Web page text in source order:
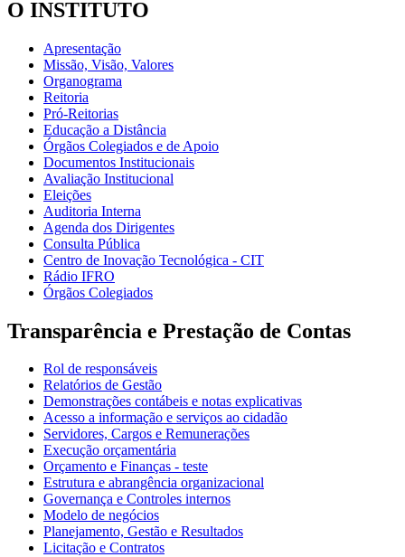
O INSTITUTO
Apresentação
Missão, Visão, Valores
Organograma
Reitoria
Pró-Reitorias
Educação a Distância
Órgãos Colegiados e de Apoio
Documentos Institucionais
Avaliação Institucional
Eleições
Auditoria Interna
Agenda dos Dirigentes
Consulta Pública
Centro de Inovação Tecnológica - CIT
Rádio IFRO
Órgãos Colegiados
Transparência e Prestação de Contas
Rol de responsáveis
Relatórios de Gestão
Demonstrações contábeis e notas explicativas
Acesso a informação e serviços ao cidadão
Servidores, Cargos e Remunerações
Execução orçamentária
Orçamento e Finanças - teste
Estrutura e abrangência organizacional
Governança e Controles internos
Modelo de negócios
Planejamento, Gestão e Resultados
Licitação e Contratos